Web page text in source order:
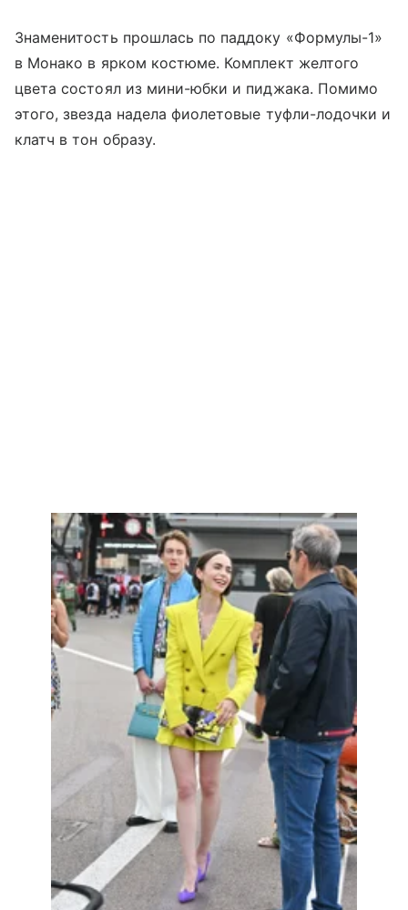
Знаменитость прошлась по паддоку «Формулы-1»
в Монако в ярком костюме. Комплект желтого
цвета состоял из мини-юбки и пиджака. Помимо
этого, звезда надела фиолетовые туфли-лодочки и
клатч в тон образу.